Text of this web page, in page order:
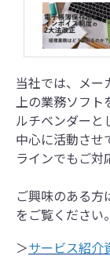
当社では、メー
上の業務ソフト
ルチベンダーと
中心に活動させ
ラインでもご対
ご興味のある
をご覧ください。
＞サービス紹介